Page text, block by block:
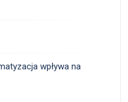
wpływa na